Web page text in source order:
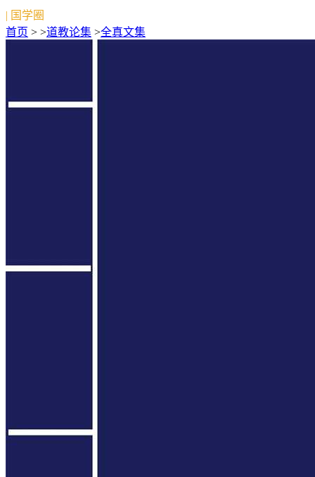
| 国学圈
首页 > >道教论集 >全真文集